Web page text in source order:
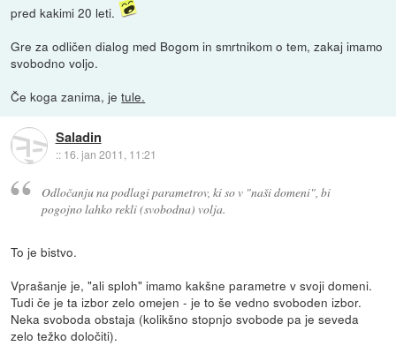
pred kakimi 20 leti.
Gre za odličen dialog med Bogom in smrtnikom o tem, zakaj imamo
svobodno voljo.
Če koga zanima, jetule.
Saladin
:: 16. jan 2011, 11:21
Odločanju na podlagi parametrov, ki so v "naši domeni", bi
pogojno lahko rekli (svobodna) volja.
To je bistvo.
Vprašanje je, "ali sploh" imamo kakšne parametre v svoji domeni.
Tudi če je ta izbor zelo omejen - je to še vedno svoboden izbor.
Neka svoboda obstaja (kolikšno stopnjo svobode pa je seveda
zelo težko določiti).